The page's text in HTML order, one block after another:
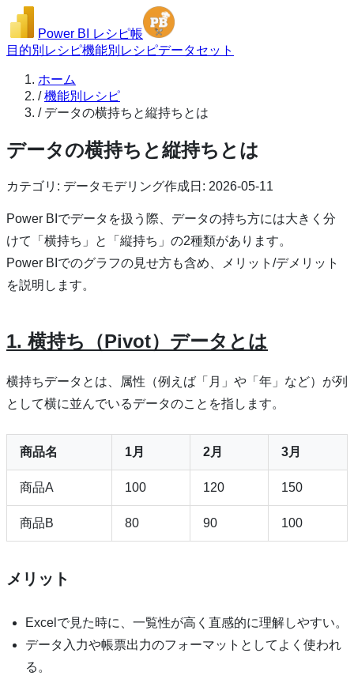
Power BI レシピ帳
目的別レシピ機能別レシピデータセット
ホーム
/機能別レシピ
/ データの横持ちと縦持ちとは
データの横持ちと縦持ちとは
カテゴリ: データモデリング作成日: 2026-05-11
Power BIでデータを扱う際、データの持ち方には大きく分
けて「横持ち」と「縦持ち」の2種類があります。
Power BIでのグラフの見せ方も含め、メリット/デメリット
を説明します。
1. 横持ち（Pivot）データとは
横持ちデータとは、属性（例えば「月」や「年」など）が列
として横に並んでいるデータのことを指します。
商品名 1月 2月 3月
商品A 100 120 150
商品B 80 90 100
メリット
Excelで見た時に、一覧性が高く直感的に理解しやすい。
データ入力や帳票出力のフォーマットとしてよく使われ
る。